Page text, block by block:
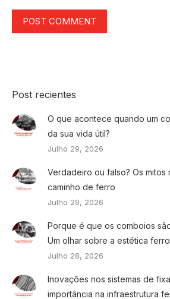
POST COMMENT
Post recientes
O que acontece quando um
da sua vida útil?
Julho 29, 2026
Verdadeiro ou falso? Os mitos
caminho de ferro
Julho 29, 2026
Porque é que os comboios
Um olhar sobre a estética
Julho 28, 2026
Inovações nos sistemas de
importância na infraestrutura